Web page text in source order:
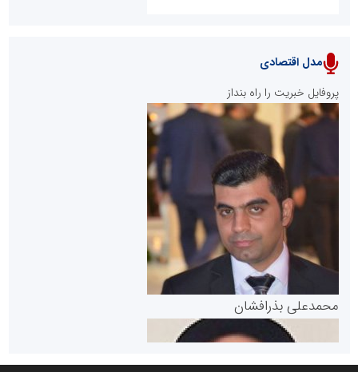
پایگاه خبری نهضت ملی مسکن
پایگاه خبری گفتمان یزد
سازمان بورس و اوراق بهادار
مرجع اخبار موثق در بازارسرمایه
مدل اقتصادی
پروفایل خبریت را راه بنداز
محمدعلی بذرافشان